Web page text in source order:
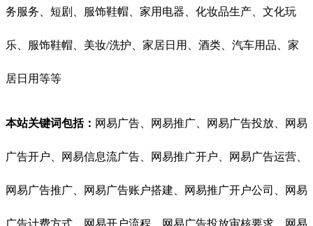
务服务、短剧、服饰鞋帽、家用电器、化妆品生产、文化玩
乐、服饰鞋帽、美妆/洗护、家居日用、酒类、汽车用品、家
居日用等等
本站关键词包括： 网易广告、网易推广、网易广告投放、网易
广告开户、网易信息流广告、网易推广开户、网易广告运营、
网易广告推广、网易广告账户搭建、网易推广开户公司、网易